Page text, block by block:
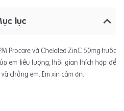
lục
Procare và Chelated ZinC 50mg trước
em liều lượng, thời gian thích hợp để
chồng em. Em xin cảm ơn.